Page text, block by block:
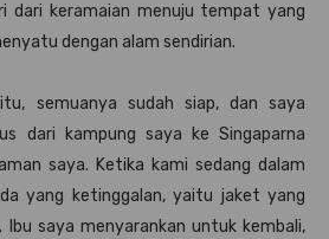
dari keramaian menuju tempat yang
dengan alam sendirian.
semuanya sudah siap, dan saya
dari kampung saya ke Singaparna
saya. Ketika kami sedang dalam
yang ketinggalan, yaitu jaket yang
Ibu saya menyarankan untuk kembali,